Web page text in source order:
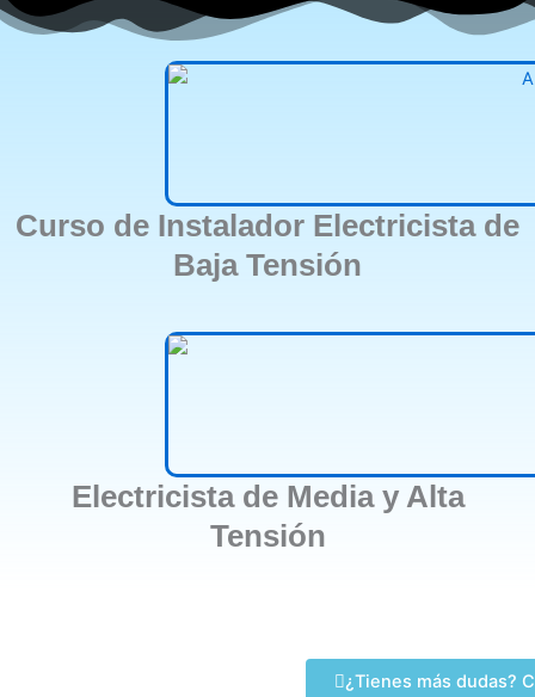
Curso de Instalador Electricista de
Baja Tensión
Electricista de Media y Alta
Tensión
¿Tienes más dudas?